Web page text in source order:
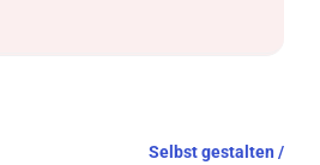
Selbst gestalten /